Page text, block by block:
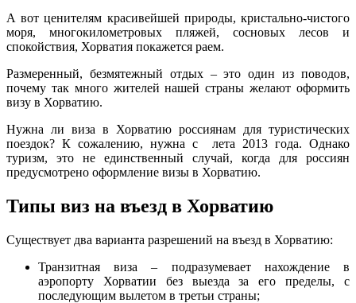
А вот ценителям красивейшей природы, кристально-чистого
моря, многокилометровых пляжей, сосновых лесов и
спокойствия, Хорватия покажется раем.
Размеренный, безмятежный отдых – это один из поводов,
почему так много жителей нашей страны желают оформить
визу в Хорватию.
Нужна ли виза в Хорватию россиянам для туристических
поездок? К сожалению, нужна с лета 2013 года. Однако
туризм, это не единственный случай, когда для россиян
предусмотрено оформление визы в Хорватию.
Типы виз на въезд в Хорватию
Существует два варианта разрешений на въезд в Хорватию:
Транзитная виза – подразумевает нахождение в
аэропорту Хорватии без выезда за его пределы, с
последующим вылетом в третьи страны;